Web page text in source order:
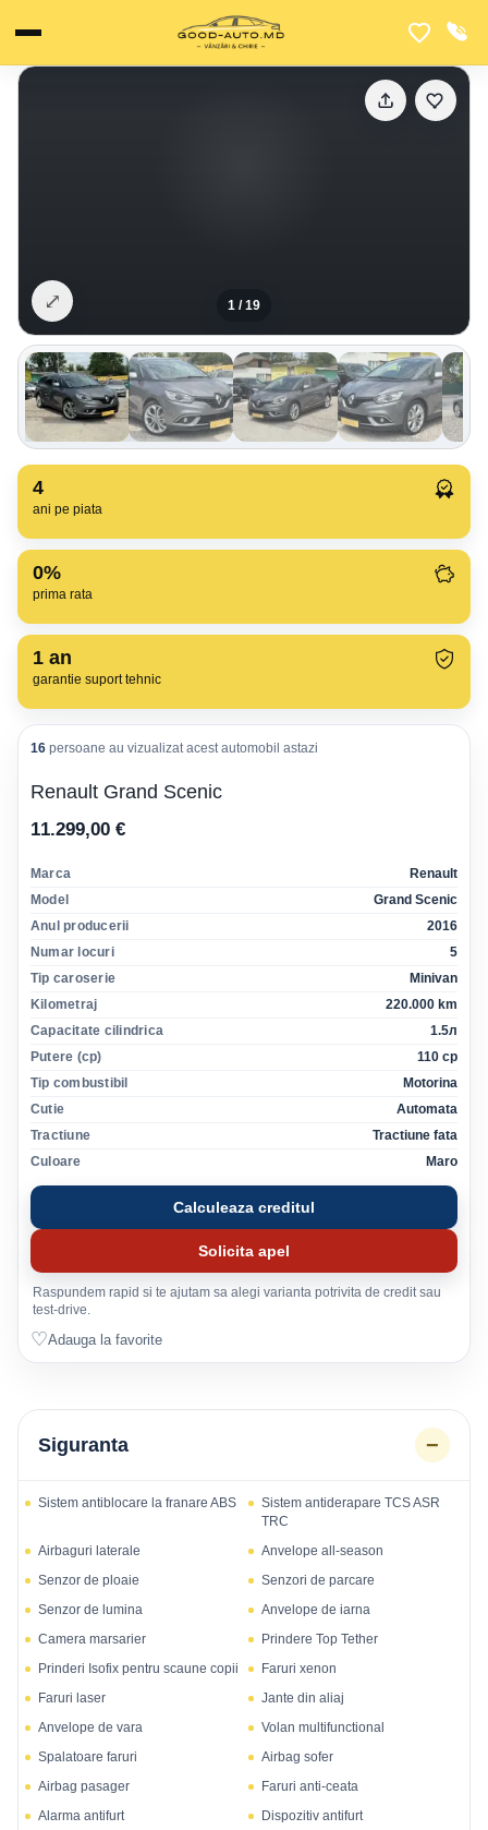
1 /19
⤢
4
ani pe piata
0%
prima rata
1 an
garantie suport tehnic
16 persoane au vizualizat acest automobil astazi
Renault Grand Scenic
11.299,00 €
Marca
Renault
Model
Grand Scenic
Anul producerii
2016
Numar locuri
5
Tip caroserie
Minivan
Kilometraj
220.000 km
Capacitate cilindrica
1.5л
Putere (cp)
110 cp
Tip combustibil
Motorina
Cutie
Automata
Tractiune
Tractiune fata
Culoare
Maro
Calculeaza creditul
Solicita apel
Raspundem rapid si te ajutam sa alegi varianta potrivita de credit sau
test-drive.
♡Adauga la favorite
Siguranta −
Sistem antiblocare la franare ABS
Sistem antiderapare TCS ASR
TRC
Airbaguri laterale
Anvelope all-season
Senzor de ploaie
Senzori de parcare
Senzor de lumina
Anvelope de iarna
Camera marsarier
Prindere Top Tether
Prinderi Isofix pentru scaune copii
Faruri xenon
Faruri laser
Jante din aliaj
Anvelope de vara
Volan multifunctional
Spalatoare faruri
Airbag sofer
Airbag pasager
Faruri anti-ceata
Alarma antifurt
Dispozitiv antifurt